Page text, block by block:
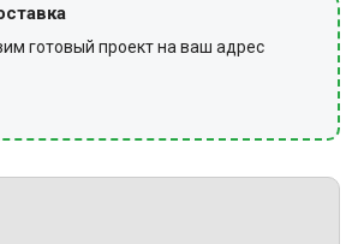
готовый проект на ваш адрес